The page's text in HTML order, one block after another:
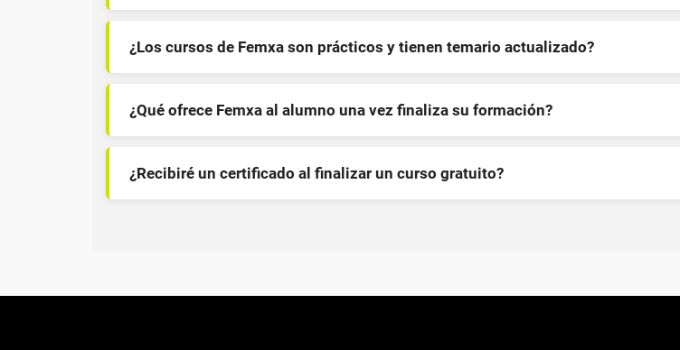
¿Los cursos de Femxa son prácticos y tienen temario actualizado?
¿Qué ofrece Femxa al alumno una vez finaliza su formación?
¿Recibiré un certificado al finalizar un curso gratuito?